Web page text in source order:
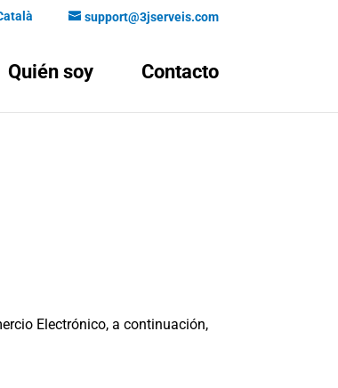
support@3jserveis.com
Quién soy Contacto
Electrónico, a continuación,